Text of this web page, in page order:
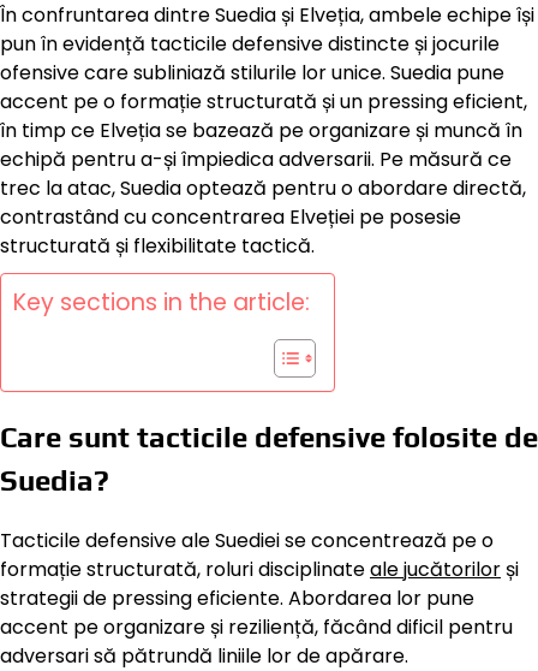
În confruntarea dintre Suedia și Elveția, ambele echipe își
pun în evidență tacticile defensive distincte și jocurile
ofensive care subliniază stilurile lor unice. Suedia pune
accent pe o formație structurată și un pressing eficient,
în timp ce Elveția se bazează pe organizare și muncă în
echipă pentru a-și împiedica adversarii. Pe măsură ce
trec la atac, Suedia optează pentru o abordare directă,
contrastând cu concentrarea Elveției pe posesie
structurată și flexibilitate tactică.
Key sections in the article:
Care sunt tacticile defensive folosite de
Suedia?
Tacticile defensive ale Suediei se concentrează pe o
formație structurată, roluri disciplinateale jucătorilorși
strategii de pressing eficiente. Abordarea lor pune
accent pe organizare și reziliență, făcând dificil pentru
adversari să pătrundă liniile lor de apărare.